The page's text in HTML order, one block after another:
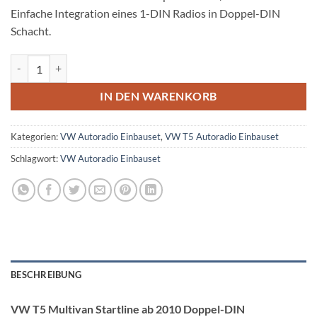
Einfache Integration eines 1-DIN Radios in Doppel-DIN
Schacht.
IN DEN WARENKORB
Kategorien:VW Autoradio Einbauset, VW T5 Autoradio Einbauset
Schlagwort:VW Autoradio Einbauset
BESCHREIBUNG
VW T5 Multivan Startline ab 2010 Doppel-DIN